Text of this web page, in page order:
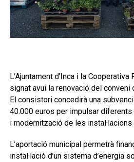
L’Ajuntament d’Inca i la Cooperativa
signat avui la renovació del conveni
El consistori concedirà una
40.000 euros per impulsar
i modernització de les instal·lacions
L’aportació municipal permetrà
instal·lació d’un sistema d’energia